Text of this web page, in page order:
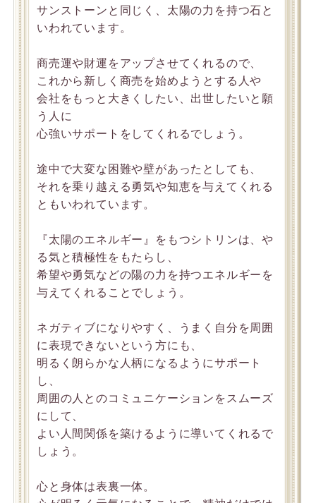
サンストーンと同じく、太陽の力を持つ石と
いわれています。
商売運や財運をアップさせてくれるので、
これから新しく商売を始めようとする人や
会社をもっと大きくしたい、出世したいと願
う人に
心強いサポートをしてくれるでしょう。
途中で大変な困難や壁があったとしても、
それを乗り越える勇気や知恵を与えてくれる
ともいわれています。
『太陽のエネルギー』をもつシトリンは、や
る気と積極性をもたらし、
希望や勇気などの陽の力を持つエネルギーを
与えてくれることでしょう。
ネガティブになりやすく、うまく自分を周囲
に表現できないという方にも、
明るく朗らかな人柄になるようにサポート
し、
周囲の人とのコミュニケーションをスムーズ
にして、
よい人間関係を築けるように導いてくれるで
しょう。
心と身体は表裏一体。